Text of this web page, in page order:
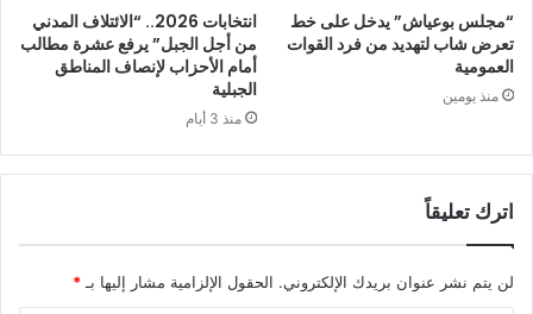
“مجلس بوعياش” يدخل على خط
تعرض شاب لتهديد من فرد القوات
العمومية
منذ يومين
انتخابات 2026.. “الائتلاف المدني
من أجل الجبل” يرفع عشرة مطالب
أمام الأحزاب لإنصاف المناطق
الجبلية
منذ 3 أيام
اترك تعليقاً
لن يتم نشر عنوان بريدك الإلكتروني. الحقول الإلزامية مشار إليها بـ *